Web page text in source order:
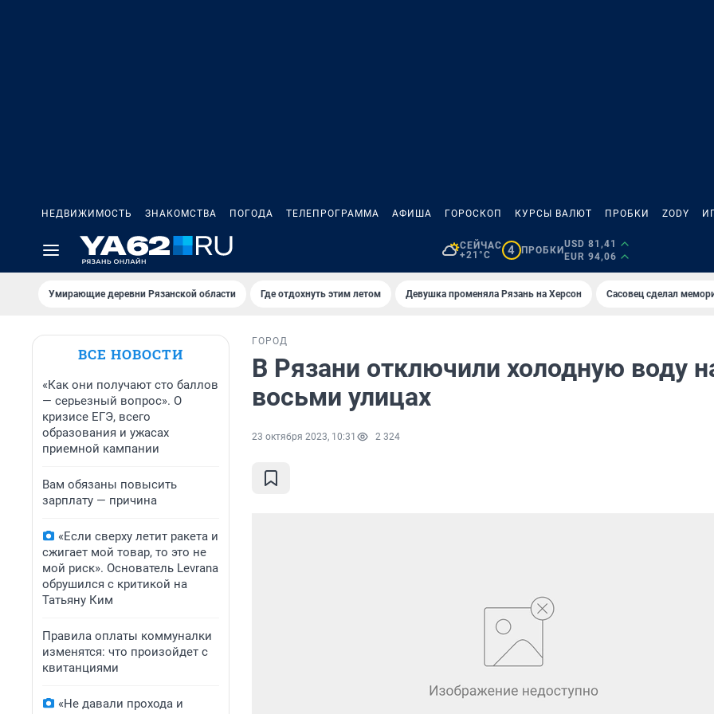
НЕДВИЖИМОСТЬ ЗНАКОМСТВА ПОГОДА ТЕЛЕПРОГРАММА АФИША ГОРОСКОП КУРСЫ ВАЛЮТ ПРОБКИ ZODY
СЕЙЧАС
+21°C
4 ПРОБКИ
USD 81,41
EUR 94,06
Умирающие деревни Рязанской области Где отдохнуть этим летом Девушка променяла Рязань на Херсон Сасовец сделал
ВСЕ НОВОСТИ
«Как они получают сто баллов
— серьезный вопрос». О
кризисе ЕГЭ, всего
образования и ужасах
приемной кампании
Вам обязаны повысить
зарплату — причина
«Если сверху летит ракета и
сжигает мой товар, то это не
мой риск». Основатель Levrana
обрушился с критикой на
Татьяну Ким
Правила оплаты коммуналки
изменятся: что произойдет с
квитанциями
«Не давали прохода и
ГОРОД
В Рязани отключили холодную воду
восьми улицах
23 октября 2023, 10:31 2 324